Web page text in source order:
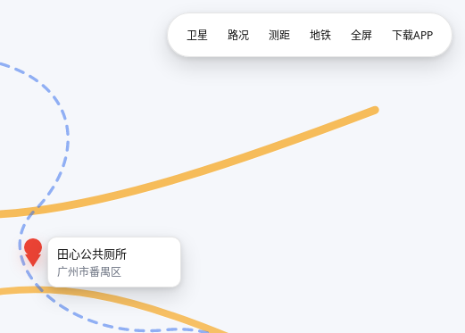
田心公共厕所
广州市番禺区
卫星 路况 测距 地铁 全屏 下载APP